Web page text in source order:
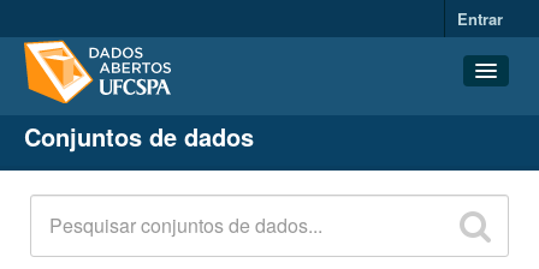
Entrar
Conjuntos de dados
Organizações
Grupos
Sobre
Conjuntos de dados